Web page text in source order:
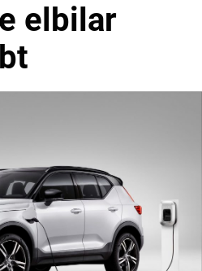
Reportage
Platsbanken
Läs e-tidningen
Digital prenumeration
elbilar